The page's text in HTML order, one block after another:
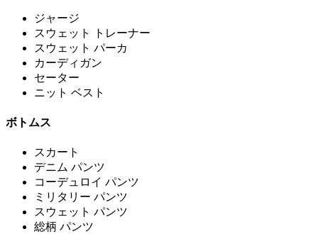
ジャージ
スウェット トレーナー
スウェット パーカ
カーディガン
セーター
ニット ベスト
ボトムス
スカート
デニム パンツ
コーデュロイ パンツ
ミリタリー パンツ
スウェット パンツ
総柄 パンツ